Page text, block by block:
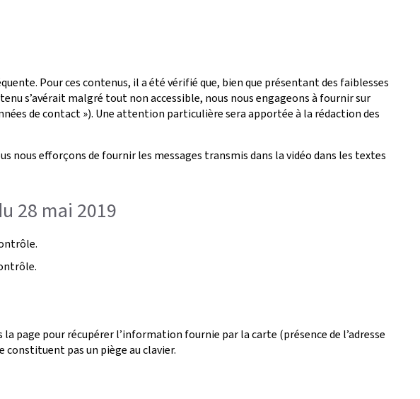
Pour ces contenus, il a été vérifié que, bien que présentant des faiblesses
s’avérait malgré tout non accessible, nous nous engageons à fournir sur
de contact »). Une attention particulière sera apportée à la rédaction des
nous efforçons de fournir les messages transmis dans la vidéo dans les textes
28 mai 2019
page pour récupérer l’information fournie par la carte (présence de l’adresse
pas un piège au clavier.